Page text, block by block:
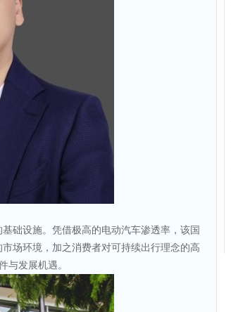
础设施。凭借极高的电动汽车渗透率，该国
场环境，加之消费者对可持续出行理念的高
与发展机遇。